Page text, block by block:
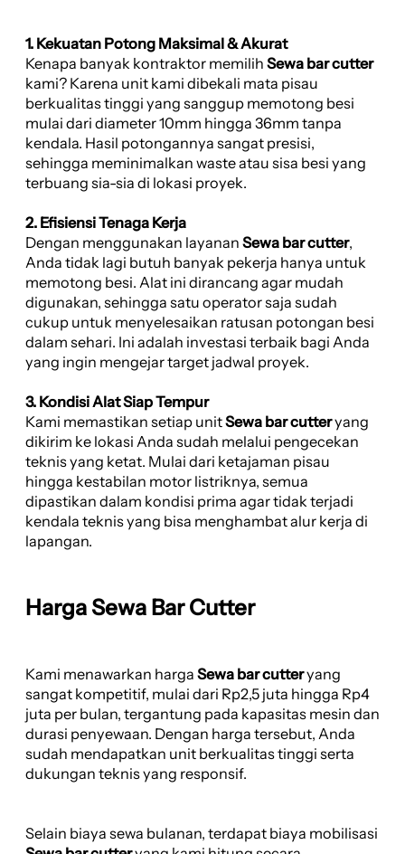
1. Kekuatan Potong Maksimal & Akurat
Kenapa banyak kontraktor memilih Sewa bar cutter
kami? Karena unit kami dibekali mata pisau
berkualitas tinggi yang sanggup memotong besi
mulai dari diameter 10mm hingga 36mm tanpa
kendala. Hasil potongannya sangat presisi,
sehingga meminimalkan waste atau sisa besi yang
terbuang sia-sia di lokasi proyek.
2. Efisiensi Tenaga Kerja
Dengan menggunakan layanan Sewa bar cutter,
Anda tidak lagi butuh banyak pekerja hanya untuk
memotong besi. Alat ini dirancang agar mudah
digunakan, sehingga satu operator saja sudah
cukup untuk menyelesaikan ratusan potongan besi
dalam sehari. Ini adalah investasi terbaik bagi Anda
yang ingin mengejar target jadwal proyek.
3. Kondisi Alat Siap Tempur
Kami memastikan setiap unitSewa bar cutteryang
dikirim ke lokasi Anda sudah melalui pengecekan
teknis yang ketat. Mulai dari ketajaman pisau
hingga kestabilan motor listriknya, semua
dipastikan dalam kondisi prima agar tidak terjadi
kendala teknis yang bisa menghambat alur kerja di
lapangan.
Harga Sewa Bar Cutter
Kami menawarkan harga Sewa bar cutteryang
sangat kompetitif, mulai dari Rp2,5 juta hingga Rp4
juta per bulan, tergantung pada kapasitas mesin dan
durasi penyewaan. Dengan harga tersebut, Anda
sudah mendapatkan unit berkualitas tinggi serta
dukungan teknis yang responsif.
Selain biaya sewa bulanan, terdapat biaya mobilisasi